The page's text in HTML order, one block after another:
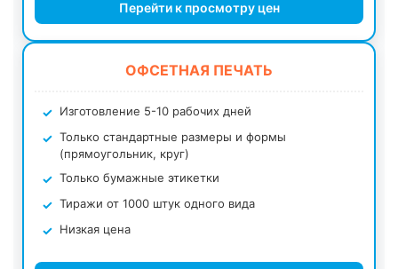
Перейти к просмотру цен
ОФСЕТНАЯ ПЕЧАТЬ
Изготовление 5-10 рабочих дней
Только стандартные размеры и формы
(прямоугольник, круг)
Только бумажные этикетки
Тиражи от 1000 штук одного вида
Низкая цена